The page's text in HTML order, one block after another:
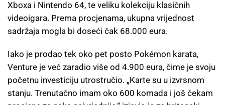
Xboxa i Nintendo 64, te veliku kolekciju klasičnih
videoigara. Prema procjenama, ukupna vrijednost
sadržaja mogla bi doseći čak 68.000 eura.
Iako je prodao tek oko pet posto Pokémon karata,
Venture je već zaradio više od 4.900 eura, čime je svoju
početnu investiciju utrostručio. „Karte su u izvrsnom
stanju. Trenutačno imam oko 600 komada i još čekam